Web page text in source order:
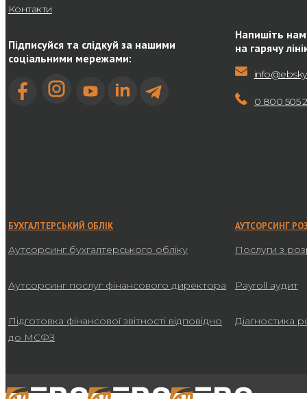
Контакти
Підписуйся та слідкуй за нашими
соціальними мережами:
Напишіть
на гарячу
0 800 505
БУХГАЛТЕРСЬКИЙ ОБЛІК
Аутсорсинг бухгалтерського обліку
Аутсорсинг послуг фінансового директора
Підготовка фінансової звітності відповідно
до МСФЗ
АУТСОРСИНГ
Послуги з
Payroll аудит
Діагностика